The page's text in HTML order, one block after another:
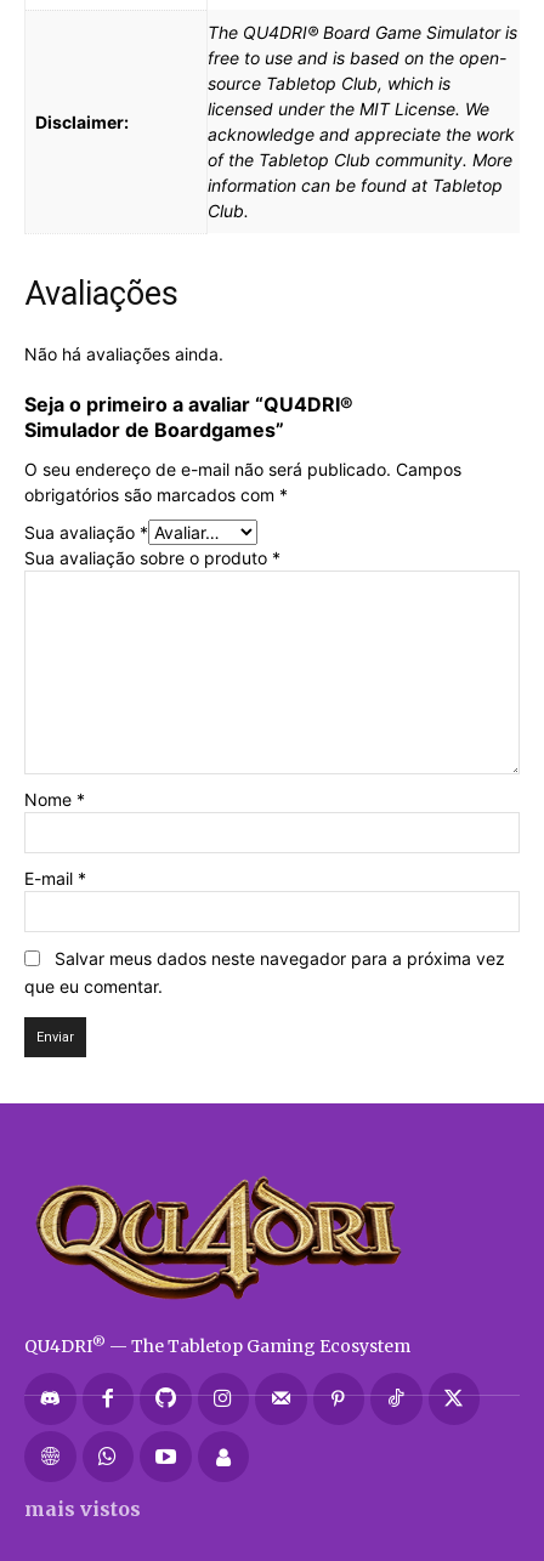
Disclaimer:
The QU4DRI® Board Game Simulator is
free to use and is based on the open-
source Tabletop Club, which is
licensed under the MIT License. We
acknowledge and appreciate the work
of the Tabletop Club community. More
information can be found at Tabletop
Club.
Avaliações
Não há avaliações ainda.
Seja o primeiro a avaliar “QU4DRI®
Simulador de Boardgames”
O seu endereço de e-mail não será publicado. Campos
obrigatórios são marcados com *
Sua avaliação *
Sua avaliação sobre o produto *
Nome *
E-mail *
Salvar meus dados neste navegador para a próxima vez
que eu comentar.
QU4DRI® — The Tabletop Gaming Ecosystem
mais vistos